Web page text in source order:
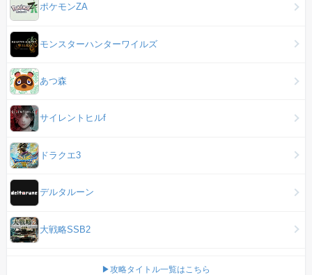
ポケモンZA
モンスターハンターワイルズ
あつ森
サイレントヒルf
ドラクエ3
デルタルーン
大戦略SSB2
▶攻略タイトル一覧はこちら